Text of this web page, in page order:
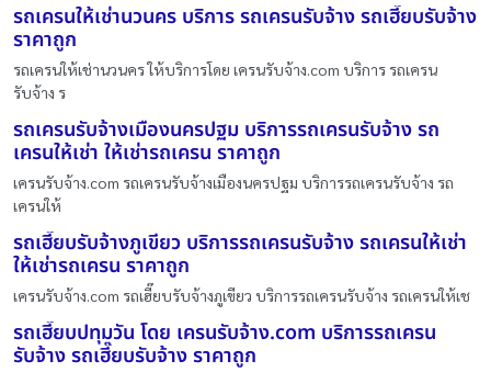
รถเครนให้เช่านวนคร บริการ รถเครนรับจ้าง รถเฮี๊ยบรับจ้าง
ราคาถูก
รถเครนให้เช่านวนคร ให้บริการโดย เครนรับจ้าง.com บริการ รถเครน
รับจ้าง ร
รถเครนรับจ้างเมืองนครปฐม บริการรถเครนรับจ้าง รถ
เครนให้เช่า ให้เช่ารถเครน ราคาถูก
เครนรับจ้าง.com รถเครนรับจ้างเมืองนครปฐม บริการรถเครนรับจ้าง รถ
เครนให้
รถเฮี๊ยบรับจ้างภูเขียว บริการรถเครนรับจ้าง รถเครนให้เช่า
ให้เช่ารถเครน ราคาถูก
เครนรับจ้าง.com รถเฮี๊ยบรับจ้างภูเขียว บริการรถเครนรับจ้าง รถเครนให้เช
รถเฮี๊ยบปทุมวัน โดย เครนรับจ้าง.com บริการรถเครน
รับจ้าง รถเฮี๊ยบรับจ้าง ราคาถูก